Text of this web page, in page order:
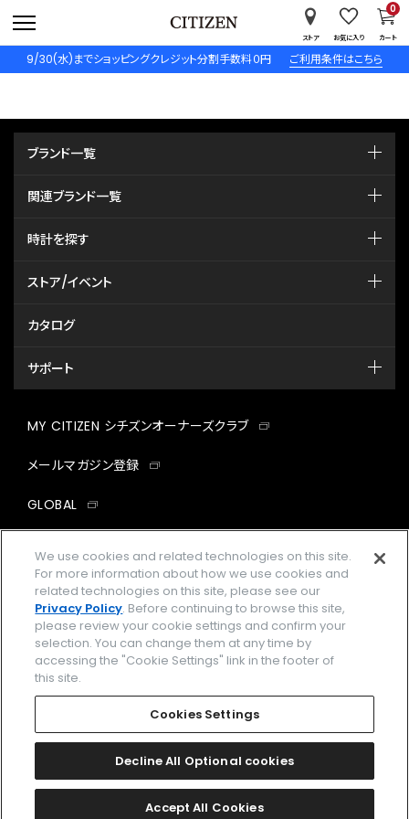
9/30(水)までショッピングクレジット分割手数料０円 ご利用条件はこちら
ストア お気に入り カート
0
ブランド一覧
関連ブランド一覧
時計を探す
ストア/イベント
カタログ
サポート
MY CITIZEN シチズンオーナーズクラブ
メールマガジン登録
GLOBAL
facebookinstagramtwitter
企業情報 ご利用規約
プライバシーポリシー Cookies Settings
Amazon PayはAmazon.com, Inc.またはその関連会社の商標です。
2026 CITIZEN WATCH CO., LTD.
We use cookies and related technologies on this site.
For more information about how we use cookies and
related technologies on this site, please see our
Privacy Policy. Before continuing to browse this site,
please review your cookie settings and confirm your
selection. You can change them at any time by
accessing the "Cookie Settings" link in the footer of
this site.
Cookies Settings
Decline All Optional cookies
Accept All Cookies